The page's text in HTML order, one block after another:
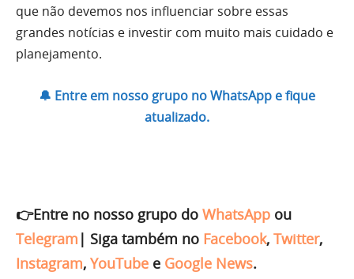
que não devemos nos influenciar sobre essas
grandes notícias e investir com muito mais cuidado e
planejamento.
🔔 Entre em nosso grupo no WhatsApp e fique
atualizado.
👉Entre no nosso grupo do WhatsApp ou
Telegram | Siga também no Facebook, Twitter,
Instagram, YouTube e Google News.